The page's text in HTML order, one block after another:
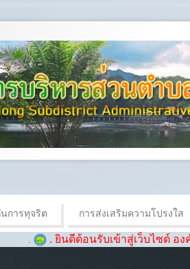
การทุจริต การส่งเสริมความโปรงใส
นดีต้อนรับเข้าสู่เว็บไซต์ องค์การบริหา